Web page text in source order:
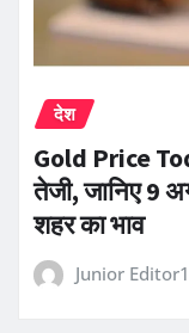
देश
Gold Price
तेजी, जानिए 9
शहर का भाव
Junior Editor1